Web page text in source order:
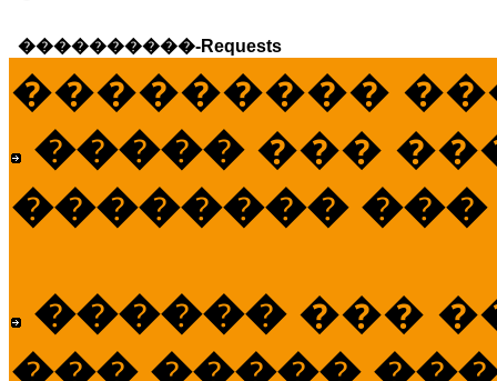
����������-Requests
���������
����� ���
��������
������ ���
��� �����